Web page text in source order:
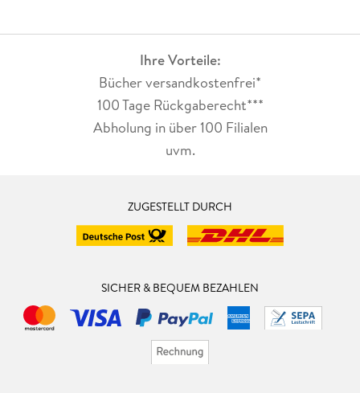
Ihre Vorteile:
Bücher versandkostenfrei*
100 Tage Rückgaberecht***
Abholung in über 100 Filialen
uvm.
ZUGESTELLT DURCH
SICHER & BEQUEM BEZAHLEN